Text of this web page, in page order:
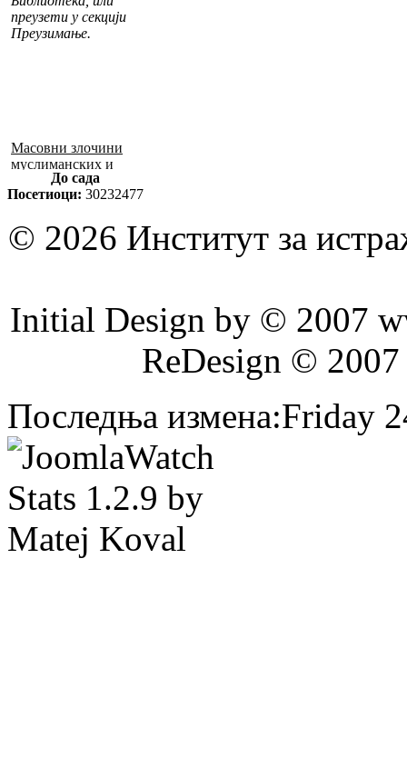
преузети у секцији
Преузимање.
Масовни злочини
муслиманских и
хрватских снага
1992–1995. у БиХ
До сада
Посетиоци: 30232477
© 2026 Институт за
Initial Design by © 2007
ReDesign ©
Последња измена:Friday